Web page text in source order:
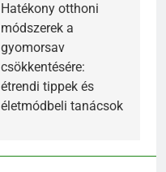
Hatékony otthoni
módszerek a
gyomorsav
csökkentésére:
étrendi tippek és
életmódbeli tanácsok